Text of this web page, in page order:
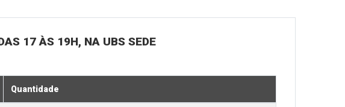
17 ÀS 19H, NA UBS SEDE
Quantidade